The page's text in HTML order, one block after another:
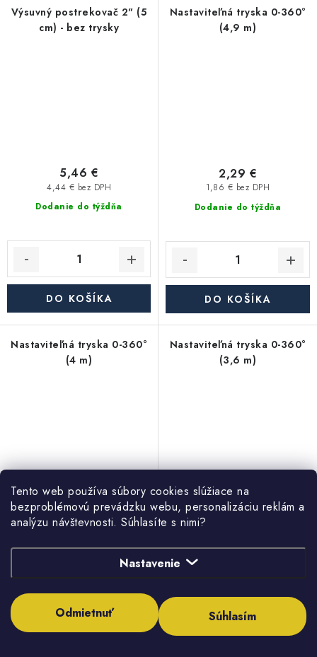
Tento web používa súbory cookies slúžiace na
bezproblémovú prevádzku webu, personalizáciu reklám a
analýzu návštevnosti. Súhlasíte s nimi?
Nastavenie
Odmietnuť Súhlasím
Výsuvný postrekovač 2" (5
cm) - bez trysky
Dodanie do týždňa
4,44 € bez DPH
5,46 €
DO KOŠÍKA
Nastaviteľná tryska 0-360°
(4,9 m)
Dodanie do týždňa
1,86 € bez DPH
2,29 €
DO KOŠÍKA
Nastaviteľná tryska 0-360°
(4 m)
1,86 € bez DPH
2,29 €
DO KOŠÍKA
Nastaviteľná tryska 0-360°
(3,6 m)
2,29 €